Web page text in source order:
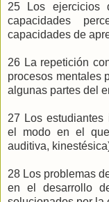
25 Los ejercicios
capacidades
capacidades de
26 La repetición
procesos mentales
algunas partes del
27 Los estudiantes
el modo en el
auditiva,
28 Los problemas
en el desarrollo